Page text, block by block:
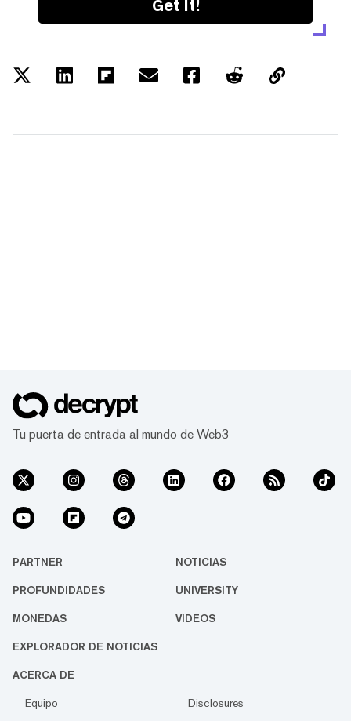
Get it!
Tu puerta de entrada al mundo de Web3
PARTNER NOTICIAS
PROFUNDIDADES UNIVERSITY
MONEDAS VIDEOS
EXPLORADOR DE NOTICIAS
ACERCA DE
Equipo
Disclosures